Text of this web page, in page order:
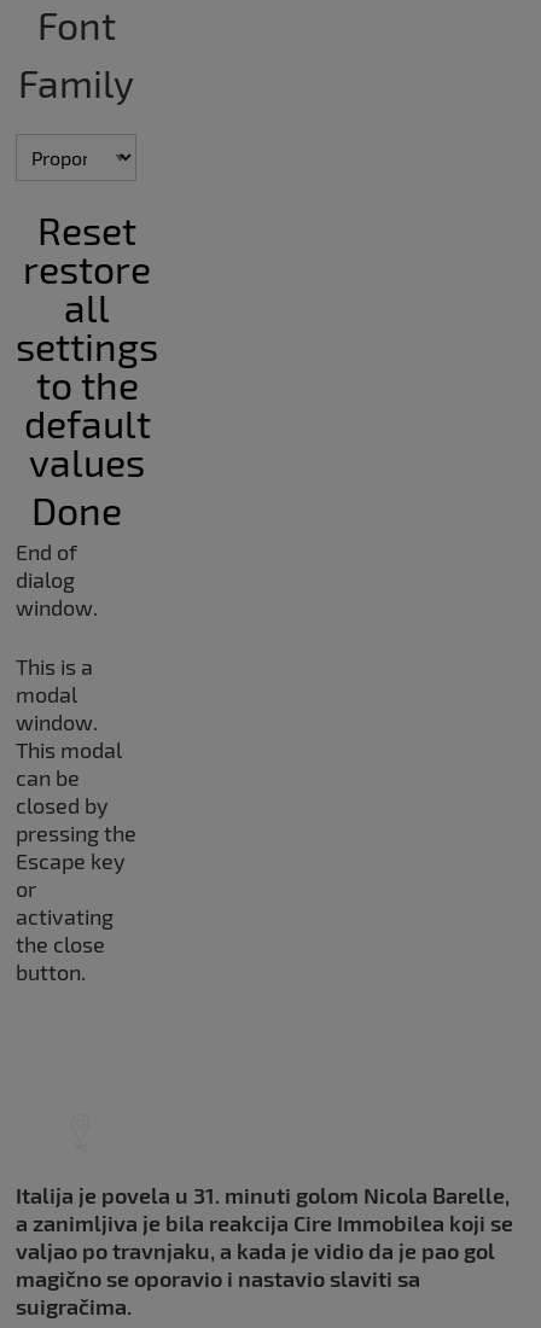
Font
Family
Reset
restore
all
settings
to the
default
values
Done
End of
dialog
window.
This is a
modal
window.
This modal
can be
closed by
pressing the
Escape key
or
activating
the close
button.
video
snimka
dostupna
u vašoj
zemlji.
Italija je povela u 31. minuti golom Nicola Barelle,
a zanimljiva je bila reakcija Cire Immobilea koji se
valjao po travnjaku, a kada je vidio da je pao gol
magično se oporavio i nastavio slaviti sa
suigračima.